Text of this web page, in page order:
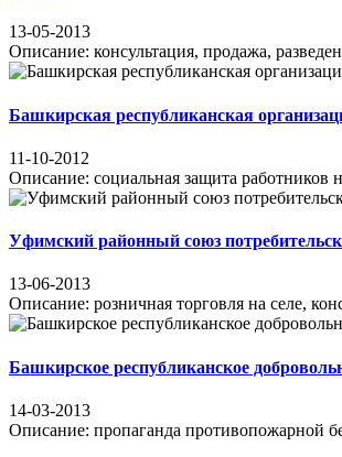
13-05-2013
Описание: консультация, продажа,
Башкирская республиканская
11-10-2012
Описание: социальная защита работников
Уфимский районный союз
13-06-2013
Описание: розничная торговля на селе,
Башкирское республиканское
14-03-2013
Описание: пропаганда противопожарной